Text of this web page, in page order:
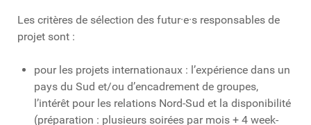
Les critères de sélection des futur·e·s responsables de
projet sont :
pour les projets internationaux : l’expérience dans un
pays du Sud et/ou d’encadrement de groupes,
l’intérêt pour les relations Nord-Sud et la disponibilité
(préparation : plusieurs soirées par mois + 4 week-